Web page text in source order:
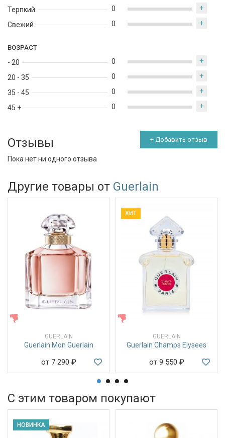
Терпкий
Свежий
0 +
0 +
ВОЗРАСТ
- 20
20 - 35
35 - 45
45 +
0 +
0 +
0 +
0 +
Отзывы + Добавить отзыв
Пока нет ни одного отзыва
Другие товары от Guerlain
GUERLAIN
Guerlain Mon Guerlain
от 7 290 ₽
ХИТ
GUERLAIN
Guerlain Champs Elysees
от 9 550 ₽
С этим товаром покупают
НОВИНКА